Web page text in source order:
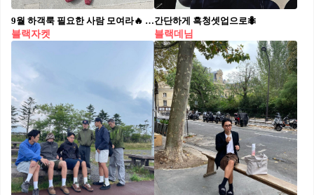
9월 하객룩 필요한 사람 모여라🔥 팬츠 기장에 따라 완성하는 3가지 무드 하객룩 공식 블랙 기본 자켓에 팬츠 길이만 다르게 매치해 보세요. 1. 숏팬츠 h&m 리넨 드로스트링 쇼츠, 3만 원대 숏팬츠는 자칫 가벼워 보일 수 있지만, 블라우스나 슬리브리스 톱과 함께 매치하면 포멀한 매력을 드러냅니다. 여기에 발레리나 슈즈를 더하면 하객룩에도, 일상에도 자연스러운 무드가 완성됩니다. 2. 미디팬츠 자라 ZW 컬렉션 롱 버뮤다 팬츠, 7만 원대 무릎 기장의 버뮤다 팬츠는 롱부츠와의 조합은 힙한 느좋녀 스타일을 연출합니다. 단정함만 강조돼 지루할 수 있는 하객룩에 포인트를 주며, 활동성과 스타일을 동시에 살릴 수 있는 실용적인 선택입니다. 3. 와이드 슬랙스 안디아타 기타 트라우저, 49만 원대 와이드 슬랙스는 클래식하면서도 가장 안정적인 하객룩의 정석입니다. 넉넉한 실루엣이 자켓과 조화를 이루며 체형을 보완하고, 세련되게 연출합니다. 스카프로 마무리해 우아한 무드를 살려보세요.
블랙자켓
간단하게 흑청셋업으로🐜
블랙데님